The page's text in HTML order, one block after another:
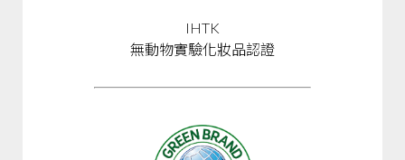
IHTK
無動物實驗化妝品認證